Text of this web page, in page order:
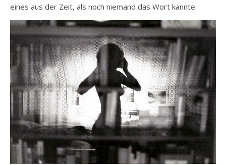
eines aus der Zeit, als noch niemand das Wort kannte.